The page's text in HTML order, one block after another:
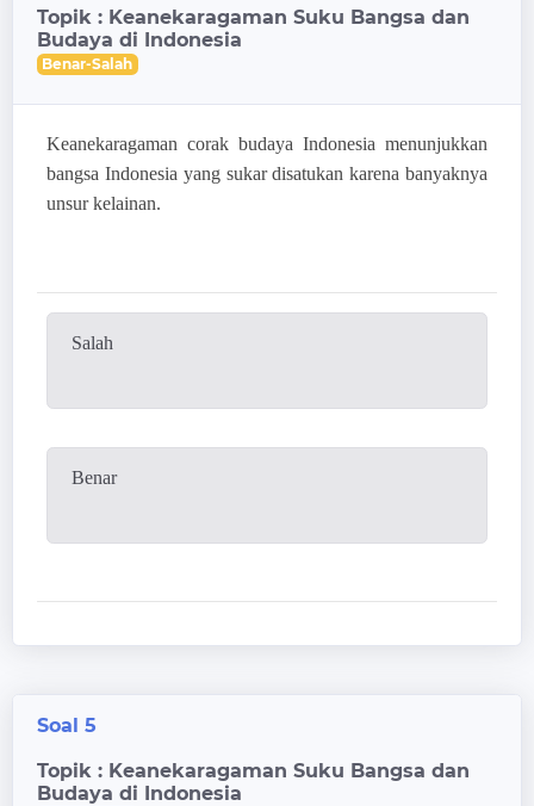
Topik : Keanekaragaman Suku Bangsa dan
Budaya di Indonesia
Benar-Salah
Keanekaragaman corak budaya Indonesia menunjukkan
bangsa Indonesia yang sukar disatukan karena banyaknya
unsur kelainan.
Salah
Benar
Soal 5
Topik : Keanekaragaman Suku Bangsa dan
Budaya di Indonesia